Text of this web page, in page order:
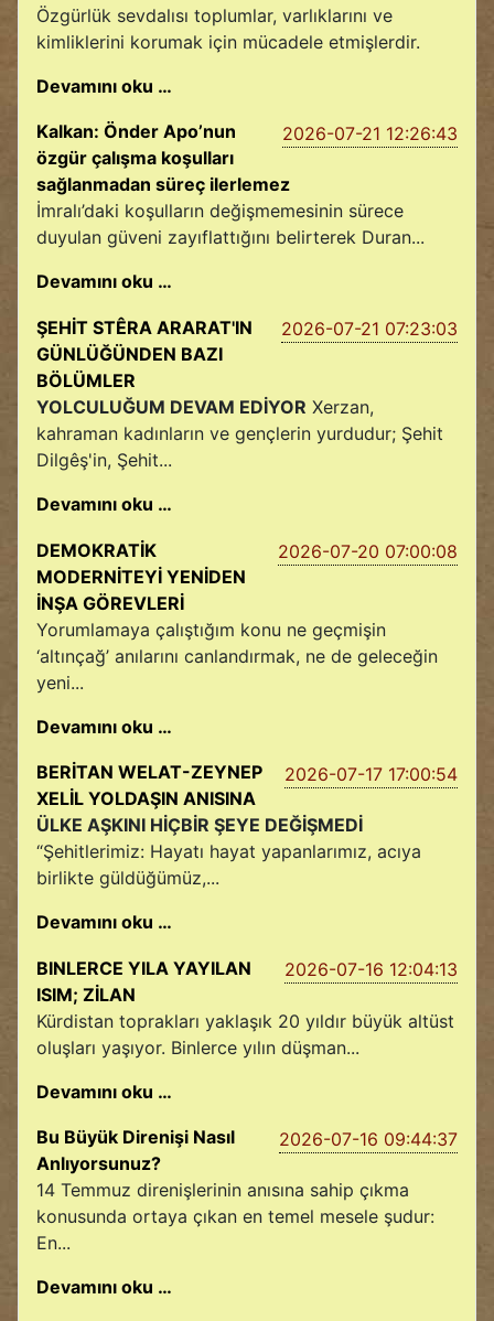
Özgürlük sevdalısı toplumlar, varlıklarını ve
kimliklerini korumak için mücadele etmişlerdir.
Devamını oku …
2026-07-21 12:26:43
Kalkan: Önder Apo’nun
özgür çalışma koşulları
sağlanmadan süreç ilerlemez
İmralı’daki koşulların değişmemesinin sürece
duyulan güveni zayıflattığını belirterek Duran...
Devamını oku …
2026-07-21 07:23:03
ŞEHİT STÊRA ARARAT'IN
GÜNLÜĞÜNDEN BAZI
BÖLÜMLER
YOLCULUĞUM DEVAM EDİYOR Xerzan,
kahraman kadınların ve gençlerin yurdudur; Şehit
Dilgêş'in, Şehit...
Devamını oku …
2026-07-20 07:00:08
DEMOKRATİK
MODERNİTEYİ YENİDEN
İNŞA GÖREVLERİ
Yorumlamaya çalıştığım konu ne geçmişin
‘altınçağ’ anılarını canlandırmak, ne de geleceğin
yeni...
Devamını oku …
2026-07-17 17:00:54
BERİTAN WELAT-ZEYNEP
XELİL YOLDAŞIN ANISINA
ÜLKE AŞKINI HİÇBİR ŞEYE DEĞİŞMEDİ
“Şehitlerimiz: Hayatı hayat yapanlarımız, acıya
birlikte güldüğümüz,...
Devamını oku …
2026-07-16 12:04:13
BINLERCE YILA YAYILAN
ISIM; ZİLAN
Kürdistan toprakları yaklaşık 20 yıldır büyük altüst
oluşları yaşıyor. Binlerce yılın düşman...
Devamını oku …
2026-07-16 09:44:37
Bu Büyük Direnişi Nasıl
Anlıyorsunuz?
14 Temmuz direnişlerinin anısına sahip çıkma
konusunda ortaya çıkan en temel mesele şudur:
En...
Devamını oku …